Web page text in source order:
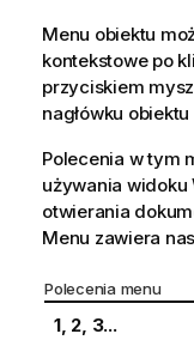
Menu obiektu
kontekstowe po
przyciskiem
nagłówku
Polecenia w tym
używania widoku
otwierania
Menu zawiera
Polecenia menu
1, 2, 3...